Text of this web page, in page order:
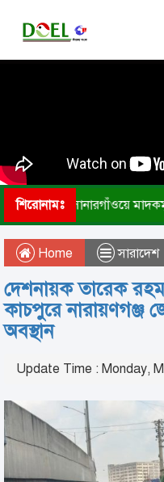
শিরোনামঃ সোনারগাঁওয়ে
Home সারাদেশ
দেশনায়ক তারেক
কাচপুরে নারায়ণগঞ্জ
অবস্থান
Update Time : Monday,